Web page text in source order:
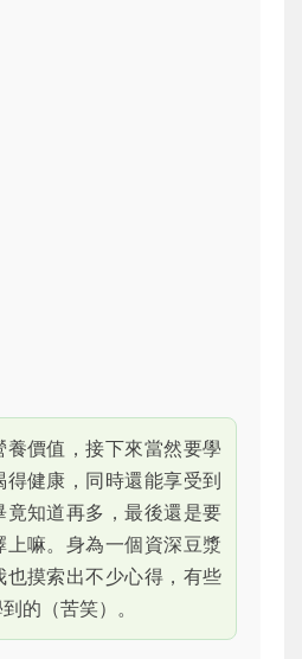
養價值，接下來當然要學
健康，同時還能享受到
竟知道再多，最後還是要
嘛。身為一個資深豆漿
也摸索出不少心得，有些
的（苦笑）。